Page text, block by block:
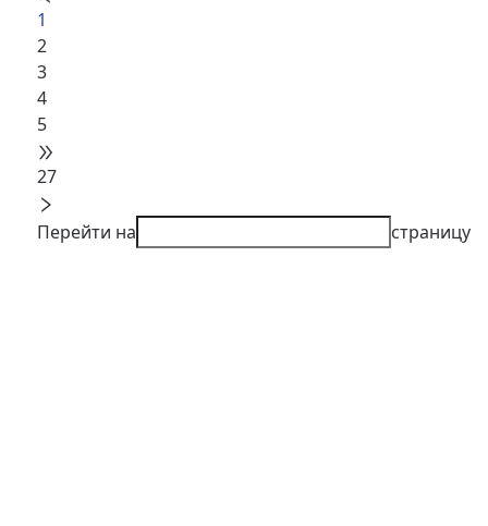
1
2
3
4
5
27
Перейти на страницу